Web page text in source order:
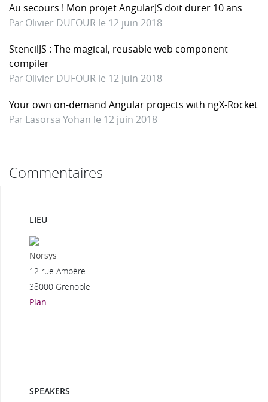
Au secours ! Mon projet AngularJS doit durer 10 ans
Par Olivier DUFOUR le 12 juin 2018
StencilJS : The magical, reusable web component
compiler
Par Olivier DUFOUR le 12 juin 2018
Your own on-demand Angular projects with ngX-Rocket
Par Lasorsa Yohan le 12 juin 2018
Commentaires
LIEU
Norsys
12 rue Ampère
38000 Grenoble
Plan
SPEAKERS